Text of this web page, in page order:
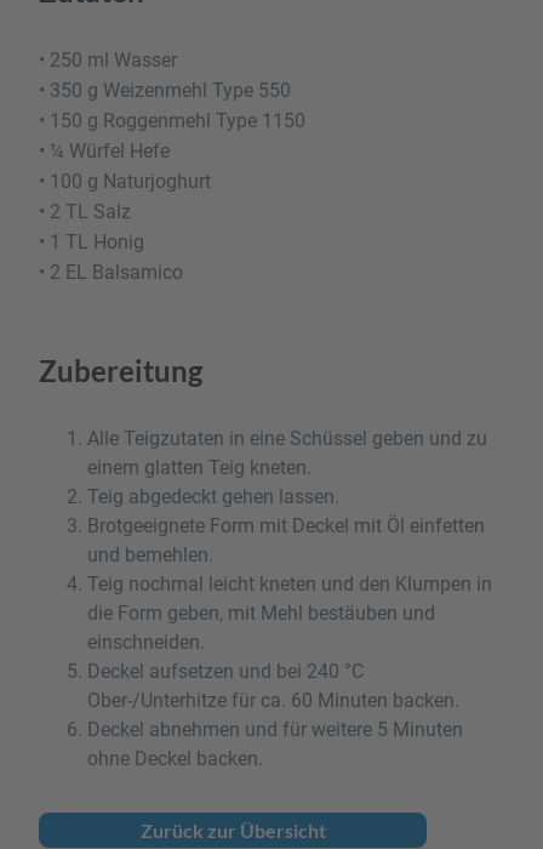
• 250 ml Wasser
• 350 g Weizenmehl Type 550
• 150 g Roggenmehl Type 1150
• ¼ Würfel Hefe
• 100 g Naturjoghurt
• 2 TL Salz
• 1 TL Honig
• 2 EL Balsamico
Zubereitung
Alle Teigzutaten in eine Schüssel geben und zu
einem glatten Teig kneten.
Teig abgedeckt gehen lassen.
Brotgeeignete Form mit Deckel mit Öl einfetten
und bemehlen.
Teig nochmal leicht kneten und den Klumpen in
die Form geben, mit Mehl bestäuben und
einschneiden.
Deckel aufsetzen und bei 240 °C
Ober-/Unterhitze für ca. 60 Minuten backen.
Deckel abnehmen und für weitere 5 Minuten
ohne Deckel backen.
Zurück zur Übersicht